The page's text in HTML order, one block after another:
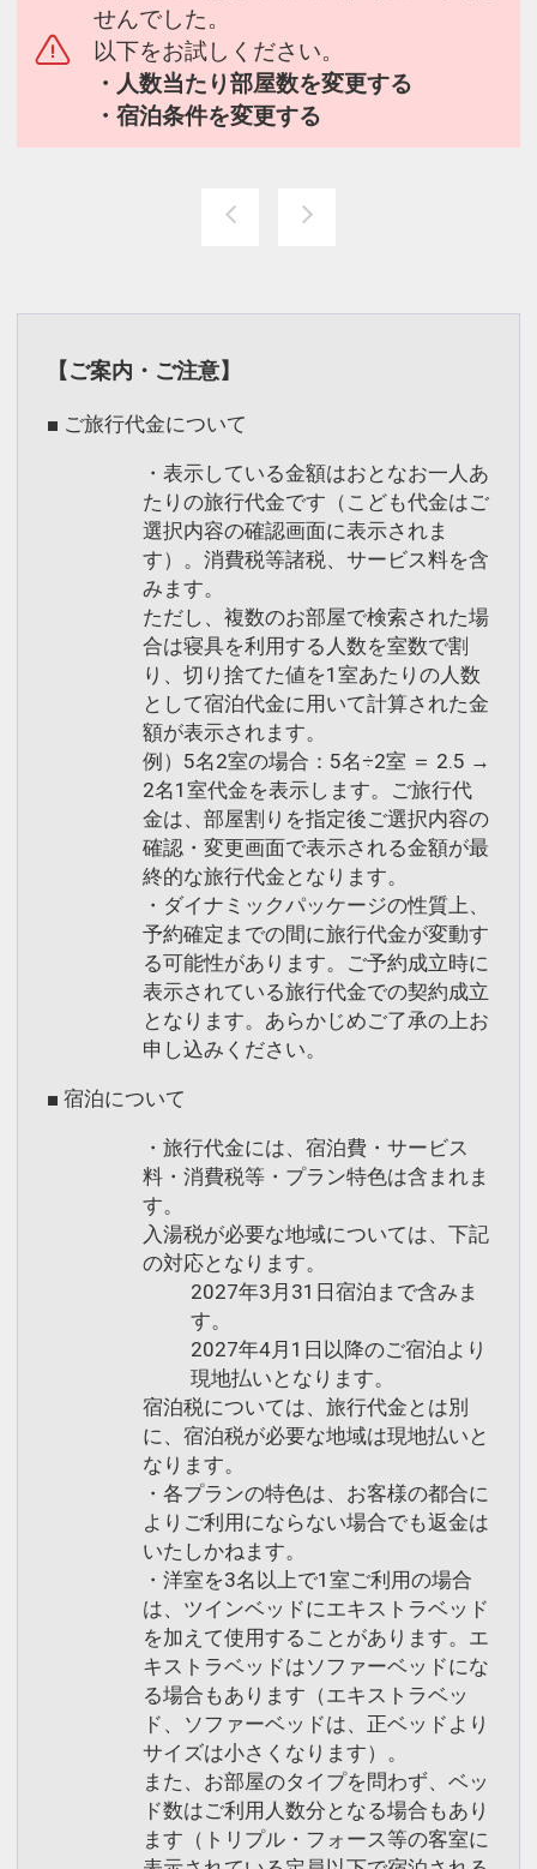
せんでした。
以下をお試しください。
・人数当たり部屋数を変更する
・宿泊条件を変更する
【ご案内・ご注意】
■ ご旅行代金について
・表示している金額はおとなお一人あ
たりの旅行代金です（こども代金はご
選択内容の確認画面に表示されま
す）。消費税等諸税、サービス料を含
みます。
ただし、複数のお部屋で検索された場
合は寝具を利用する人数を室数で割
り、切り捨てた値を1室あたりの人数
として宿泊代金に用いて計算された金
額が表示されます。
例）5名2室の場合：5名÷2室 ＝ 2.5 →
2名1室代金を表示します。ご旅行代
金は、部屋割りを指定後ご選択内容の
確認・変更画面で表示される金額が最
終的な旅行代金となります。
・ダイナミックパッケージの性質上、
予約確定までの間に旅行代金が変動す
る可能性があります。ご予約成立時に
表示されている旅行代金での契約成立
となります。あらかじめご了承の上お
申し込みください。
■ 宿泊について
・旅行代金には、宿泊費・サービス
料・消費税等・プラン特色は含まれま
す。
入湯税が必要な地域については、下記
の対応となります。
2027年3月31日宿泊まで含みま
す。
2027年4月1日以降のご宿泊より
現地払いとなります。
宿泊税については、旅行代金とは別
に、宿泊税が必要な地域は現地払いと
なります。
・各プランの特色は、お客様の都合に
よりご利用にならない場合でも返金は
いたしかねます。
・洋室を3名以上で1室ご利用の場合
は、ツインベッドにエキストラベッド
を加えて使用することがあります。エ
キストラベッドはソファーベッドにな
る場合もあります（エキストラベッ
ド、ソファーベッドは、正ベッドより
サイズは小さくなります）。
また、お部屋のタイプを問わず、ベッ
ド数はご利用人数分となる場合もあり
ます（トリプル・フォース等の客室に